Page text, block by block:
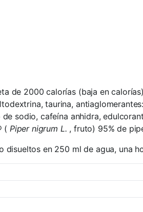
de 2000 calorías (baja en
taurina,
sodio, cafeína anhidra,
( Piper nigrum L. , fruto) 95% de
en 250 ml de agua, una